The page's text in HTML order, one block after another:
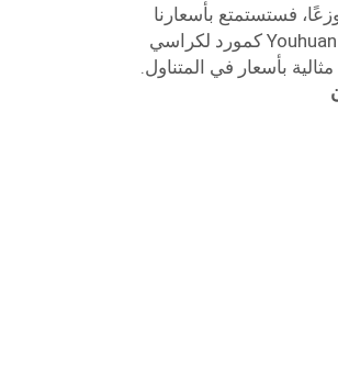
فستستمتع بأسعارنا
التنافسية للغاية عند الطلب بكميات كبيرة. عندما تختار Youhuan كمورد لكراسي
بأسعار في المتناول.